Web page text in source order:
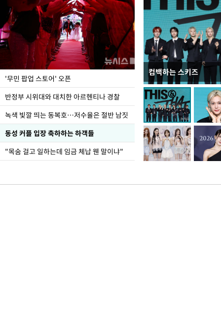
'무민 팝업 스토어' 오픈
반정부 시위대와 대치한 아르헨티나 경찰
녹색 빛깔 띄는 동복호…저수율은 절반 남짓
동성 커플 입장 축하하는 하객들
"목숨 걸고 일하는데 임금 체납 웬 말이냐"
컴백하는 스키즈
지석천 뒤덮은 개구리